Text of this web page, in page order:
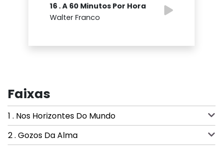
16 . A 60 Minutos Por Hora
Walter Franco
Faixas
1 . Nos Horizontes Do Mundo
2 . Gozos Da Alma